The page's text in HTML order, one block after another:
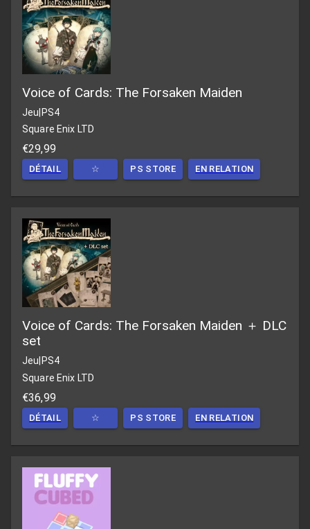
Voice of Cards: The Forsaken Maiden
Jeu|PS4
Square Enix LTD
€29,99
DÉTAIL ☆ PS STORE EN RELATION
Voice of Cards: The Forsaken Maiden ＋ DLC
set
Jeu PS4
Square Enix LTD
€36,99
DÉTAIL ☆ PS STORE EN RELATION